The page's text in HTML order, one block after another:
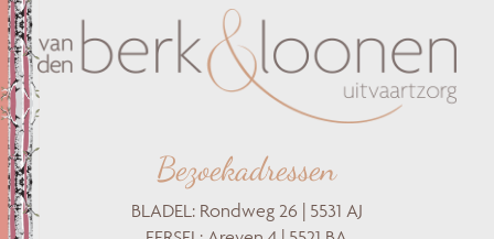
Bezoekadressen
BLADEL: Rondweg 26 | 5531 AJ